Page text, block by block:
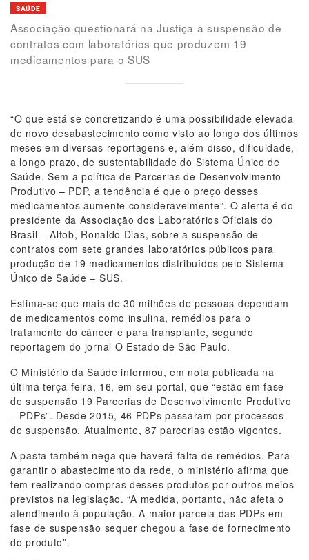
SAÚDE
Associação questionará na Justiça a suspensão de
contratos com laboratórios que produzem 19
medicamentos para o SUS
“O que está se concretizando é uma possibilidade elevada
de novo desabastecimento como visto ao longo dos últimos
meses em diversas reportagens e, além disso, dificuldade,
a longo prazo, de sustentabilidade do Sistema Único de
Saúde. Sem a política de Parcerias de Desenvolvimento
Produtivo – PDP, a tendência é que o preço desses
medicamentos aumente consideravelmente”. O alerta é do
presidente da Associação dos Laboratórios Oficiais do
Brasil – Alfob, Ronaldo Dias, sobre a suspensão de
contratos com sete grandes laboratórios públicos para
produção de 19 medicamentos distribuídos pelo Sistema
Único de Saúde – SUS.
Estima-se que mais de 30 milhões de pessoas dependam
de medicamentos como insulina, remédios para o
tratamento do câncer e para transplante, segundo
reportagem do jornal O Estado de São Paulo.
O Ministério da Saúde informou, em nota publicada na
última terça-feira, 16, em seu portal, que “estão em fase
de suspensão 19 Parcerias de Desenvolvimento Produtivo
– PDPs”. Desde 2015, 46 PDPs passaram por processos
de suspensão. Atualmente, 87 parcerias estão vigentes.
A pasta também nega que haverá falta de remédios. Para
garantir o abastecimento da rede, o ministério afirma que
tem realizando compras desses produtos por outros meios
previstos na legislação. “A medida, portanto, não afeta o
atendimento à população. A maior parcela das PDPs em
fase de suspensão sequer chegou a fase de fornecimento
do produto”.